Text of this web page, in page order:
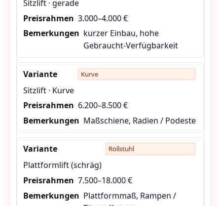
Sitzlift · gerade
3.000–4.000 €
kurzer Einbau, hohe
Gebraucht-Verfügbarkeit
Kurve
Sitzlift · Kurve
6.200–8.500 €
Maßschiene, Radien / Podeste
Rollstuhl
Plattformlift (schräg)
7.500–18.000 €
Plattformmaß, Rampen /